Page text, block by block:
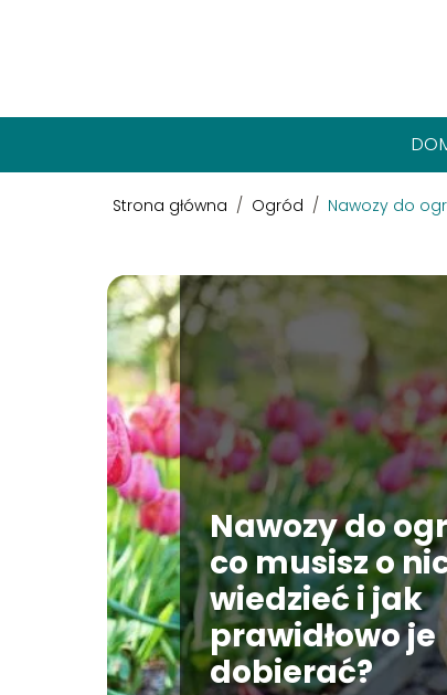
Strona główna / Ogród / Nawozy do
Nawozy do
co musisz o
wiedzieć i jak
prawidłowo je
dobierać?